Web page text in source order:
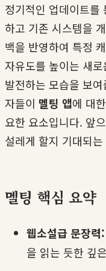
정기적인 업데이트를
하고 기존 시스템을
백을 반영하여 특정
자유도를 높이는 새
발전하는 모습을 보
자들이 멜팅 앱에 대
요한 요소입니다. 앞
설레게 할지 기대되
멜팅 핵심 요약
웹소설급 문장력:
을 읽는 듯한 깊